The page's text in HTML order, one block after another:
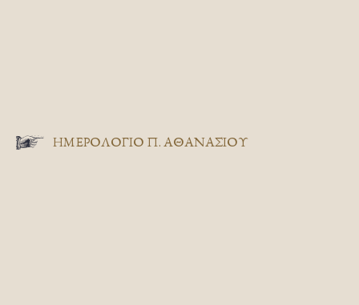
ΗΜΕΡΟΛΟΓΙΟ Π. ΑΘΑΝΑΣΙΟΥ